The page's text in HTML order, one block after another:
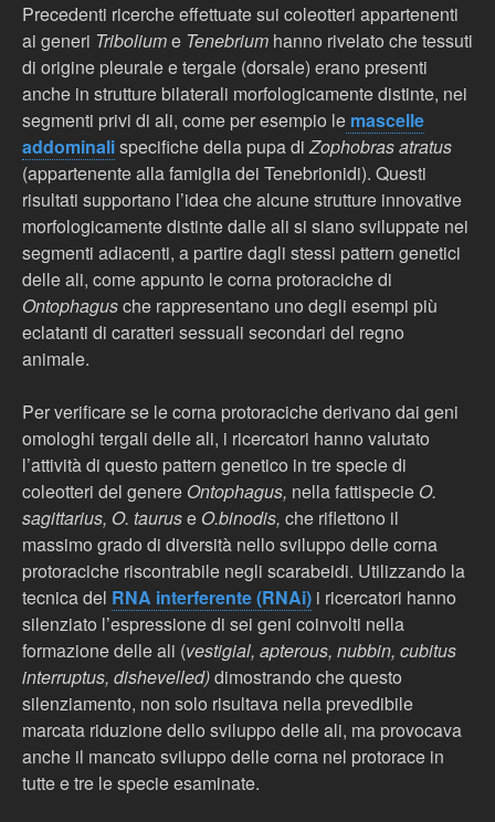
Precedenti ricerche effettuate sui coleotteri appartenenti
ai generi Triboliume Tenebrium hanno rivelato che tessuti
di origine pleurale e tergale (dorsale) erano presenti
anche in strutture bilaterali morfologicamente distinte, nei
segmenti privi di ali, come per esempio le mascelle
addominalispecifiche della pupa diZophobras atratus
(appartenente alla famiglia dei Tenebrionidi). Questi
risultati supportano l’idea che alcune strutture innovative
morfologicamente distinte dalle ali si siano sviluppate nei
segmenti adiacenti, a partire dagli stessi pattern genetici
delle ali, come appunto le corna protoraciche di
Ontophagusche rappresentano uno degli esempi più
eclatanti di caratteri sessuali secondari del regno
animale.
Per verificare se le corna protoraciche derivano dai geni
omologhi tergali delle ali, i ricercatori hanno valutato
l’attività di questo pattern genetico in tre specie di
coleotteri del genere Ontophagus, nella fattispecie O.
sagittarius, O. tauruse O.binodis, che riflettono il
massimo grado di diversità nello sviluppo delle corna
protoraciche riscontrabile negli scarabeidi. Utilizzando la
tecnica del RNA interferente (RNAi) i ricercatori hanno
silenziato l’espressione di sei geni coinvolti nella
formazione delle ali (vestigial, apterous, nubbin, cubitus
interruptus, dishevelled)dimostrando che questo
silenziamento, non solo risultava nella prevedibile
marcata riduzione dello sviluppo delle ali, ma provocava
anche il mancato sviluppo delle corna nel protorace in
tutte e tre le specie esaminate.